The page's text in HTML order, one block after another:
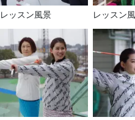
レッスン風景 レッスン